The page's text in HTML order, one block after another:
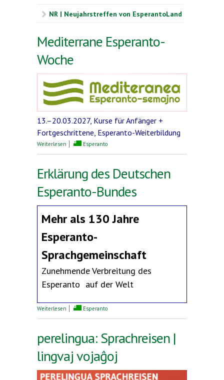
NR | Neujahrstreffen von EsperantoLand
Mediterrane Esperanto-
Woche
13.–20.03.2027, Kurse für Anfänger +
Fortgeschrittene, Esperanto-Weiterbildung
Weiterlesen über Mediterrane Esperanto-Woche
Esperanto
Erklärung des Deutschen
Esperanto-Bundes
Mehr als 130 Jahre
Esperanto-
Sprachgemeinschaft
Zunehmende Verbreitung des
Esperanto auf der Welt
Weiterlesen über Erklärung des Deutschen Esperanto-Bundes
Esperanto
perelingua: Sprachreisen |
lingvaj vojaĝoj